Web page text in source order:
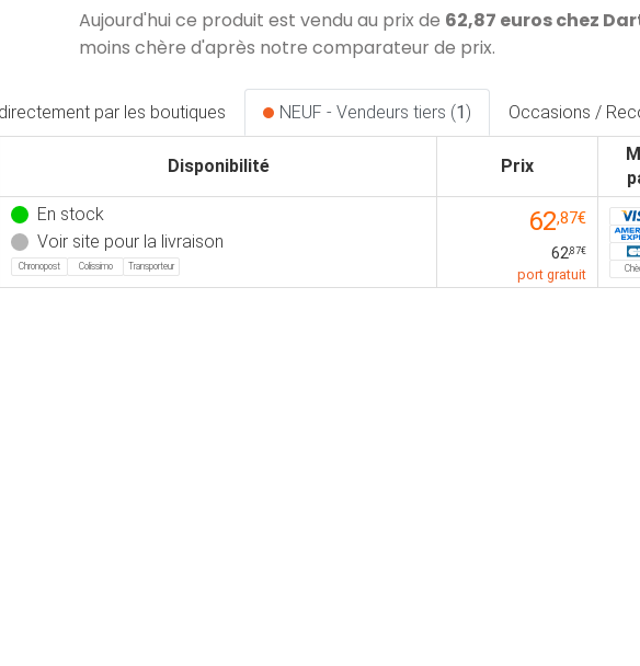
Aujourd'hui ce produit est vendu au prix de 62,87 euros chez
moins chère d'après notre comparateur de prix.
par les boutiques NEUF - Vendeurs tiers (1) Occasions /
Disponibilité Prix
En stock
Voir site pour la livraison
Chronopost Colissimo Transporteur
62,87€
62,87€
port gratuit